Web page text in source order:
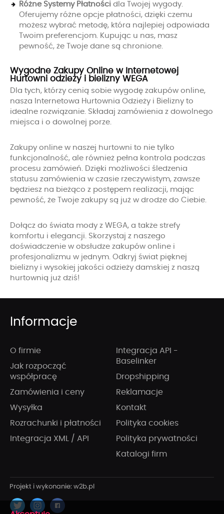
Różne Systemy Płatności dla Twojej wygody.
Oferujemy różne opcje płatności, dzięki czemu
możesz wybrać metodę, która najlepiej odpowiada
Twoim preferencjom. Kupując u nas, masz
pewność, że Twoje dane są chronione.
Wygodne Zakupy Online w Internetowej
Hurtowni odzieży i bielizny WEGA
Dla tych, którzy cenią sobie wygodę zakupów online,
nasza Internetowa Hurtownia Odzieży i Bielizny to
idealne rozwiązanie. Składaj zamówienia z dowolnego
miejsca i o dowolnej porze.
Zakupy online w naszej hurtowni to nie tylko
funkcjonalność, ale również pełna kontrola podczas
procesu zamówień. Dzięki możliwości śledzenia
statusu zamówienia w czasie rzeczywistym, zawsze
będziesz na bieżąco z postępem realizacji, mając
pewność, że Twoje zakupy są już w drodze do Ciebie.
Dołącz do świata mody z WEGA, a także strefy
komfortu i elegancji. Skorzystaj z naszego
doświadczenie w obsłudze zakupów online i
profesjonalizmu w jednym. Odkryj świat pięknej
bielizny i wysokiej jakości odzieży damskiej z naszą
hurtownią już dziś!
Informacje
O firmie
Jak rozpocząć
współpracę
Zamówienia i ceny
Wysyłka
Rozrachunki i płatności
Integracja XML / API
Integracja API -
Baselinker
Dropshipping
Reklamacje
Kontakt
Polityka cookies
Polityka prywatności
Katalogi firm